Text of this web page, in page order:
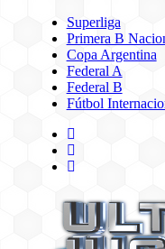
Superliga
Primera B
Copa Argentina
Federal A
Federal B
Fútbol